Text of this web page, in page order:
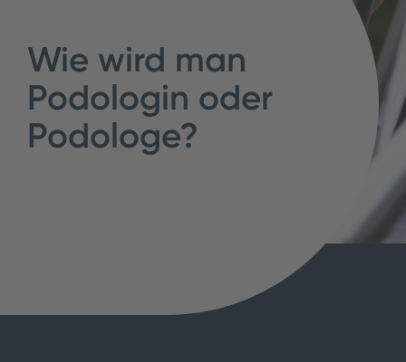
Wie wird man
Podologin oder
Podologe?